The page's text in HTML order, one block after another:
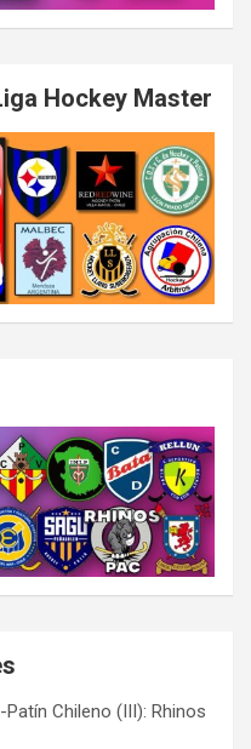
Hockey Master
Chileno (III): Rhinos